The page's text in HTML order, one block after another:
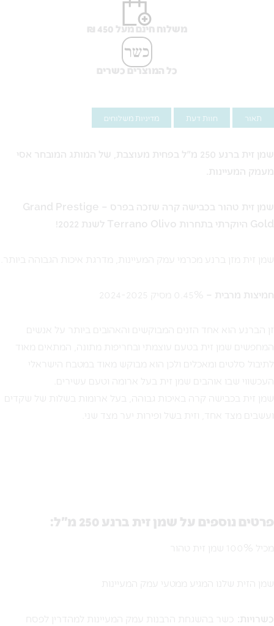
משלוח חינם מעל 450 ₪
כל המוצרים כשרים
תאור חוות דעת מדיניות משלוחים
שמן זית ברנע 250 מ"ל בפחית מעוצבת, של המותג המובחר אסי
מעמק המעיינות.
שמן זית טהור בכבישה קרה שזכה בפרס – Grand Prestige
Gold היוקרתי בתחרות Terrano Olivo לשנת 2022!
שמן זית מזן ברנע מכרמי עמק המעיינות, מדרגת איכות הגבוהה ביותר.
חמיצות מרבית – 0.45% מסיק 2024-2025
זן הברנע הוא אחד הזנים המבוקשים והאהובים ביותר על אנשים
המחפשים שמן זית בטעם עוצמתי ובחריפות מתונה, המתאים מאוד
לתיבול סלטים ומאכלים ולכן הוא מבוקש מאוד במטבח הישראלי
העכשווי שבו אוהבים שמן זית בעל ארומה וטעם עשירים.
שמן זית בכבישה קרה באיכות גבוהה, בעל ארומות בשלות של שקדים
ועשבים מצד אחד, וזית בשל ופירות יער מצד שני.
פרטים נוספים על שמן זית ברנע 250 מ"ל:
מכיל 100% שמן זית טהור
שמן הזית שלנו המגיע ממטעי עמק המעיינות
כשרויות:
כשר בהשגחת הרבנות עמק המעיינות למהדרין לפסח